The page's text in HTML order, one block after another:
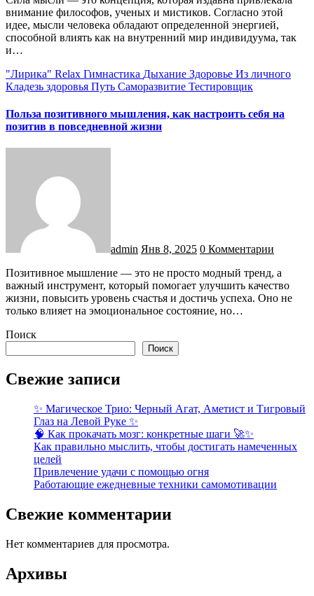
внимание философов, ученых и мистиков. Согласно этой
идее, мысли человека обладают определенной энергией,
способной влиять как на внутренний мир индивидуума, так
и…
"Лирика" Relax Гимнастика Дыхание Здоровье Из личного
Кладезь здоровья Путь Саморазвитие Тестировщик
Польза позитивного мышления, как настроить себя на
позитив в повседневной жизни
admin Янв 8, 2025 0 Комментарии
Позитивное мышление — это не просто модный тренд, а
важный инструмент, который помогает улучшить качество
жизни, повысить уровень счастья и достичь успеха. Оно не
только влияет на эмоциональное состояние, но…
Поиск
Поиск
Свежие записи
✨ Магическое Трио: Черный Агат, Аметист и Тигровый
Глаз на Левой Руке ✨
🧠 Как прокачать мозг: конкретные шаги 🚀✨
Как правильно мыслить, чтобы достигать намеченных
целей
Привлечение удачи с помощью огня
Работающие ежедневные техники самомотивации
Свежие комментарии
Нет комментариев для просмотра.
Архивы